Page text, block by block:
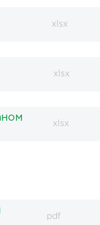
xlsx
xlsx
xlsx
pdf